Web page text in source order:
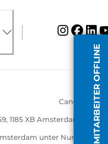
MITARBEITER OFFLINE
Canon
1185 XB Amsterdam,
unter Nummer: